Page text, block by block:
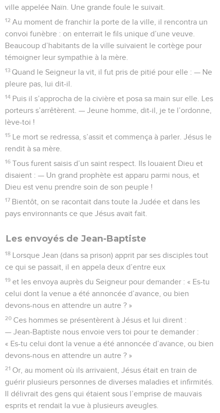
ville appelée Naïn. Une grande foule le suivait.
12 Au moment de franchir la porte de la ville, il rencontra un
convoi funèbre : on enterrait le fils unique d’une veuve.
Beaucoup d’habitants de la ville suivaient le cortège pour
témoigner leur sympathie à la mère.
13 Quand le Seigneur la vit, il fut pris de pitié pour elle : — Ne
pleure pas, lui dit-il.
14 Puis il s’approcha de la civière et posa sa main sur elle. Les
porteurs s’arrêtèrent. — Jeune homme, dit-il, je te l’ordonne,
lève-toi !
15 Le mort se redressa, s’assit et commença à parler. Jésus le
rendit à sa mère.
16 Tous furent saisis d’un saint respect. Ils louaient Dieu et
disaient : — Un grand prophète est apparu parmi nous, et
Dieu est venu prendre soin de son peuple !
17 Bientôt, on se racontait dans toute la Judée et dans les
pays environnants ce que Jésus avait fait.
Les envoyés de Jean-Baptiste
18 Lorsque Jean (dans sa prison) apprit par ses disciples tout
ce qui se passait, il en appela deux d’entre eux
19 et les envoya auprès du Seigneur pour demander : « Es-tu
celui dont la venue a été annoncée d’avance, ou bien
devons-nous en attendre un autre ? »
20 Ces hommes se présentèrent à Jésus et lui dirent :
— Jean-Baptiste nous envoie vers toi pour te demander :
« Es-tu celui dont la venue a été annoncée d’avance, ou bien
devons-nous en attendre un autre ? »
21 Or, au moment où ils arrivaient, Jésus était en train de
guérir plusieurs personnes de diverses maladies et infirmités.
Il délivrait des gens qui étaient sous l’emprise de mauvais
esprits et rendait la vue à plusieurs aveugles.